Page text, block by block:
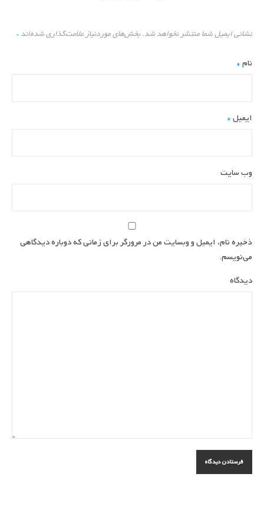
نشانی ایمیل شما منتشر نخواهد شد.بخش‌های موردنیاز علامت‌گذاری شده‌اند*
نام*
ایمیل*
وب‌ سایت
ذخیره نام، ایمیل و وبسایت من در مرورگر برای زمانی که دوباره دیدگاهی
می‌نویسم.
دیدگاه